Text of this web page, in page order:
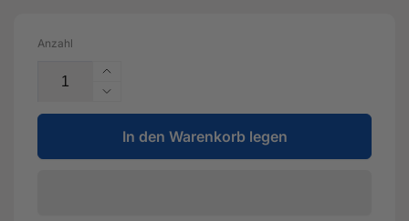
Anzahl
Erhöhe
die
Menge
für
Haltebock
Verringere
die
Menge
für
In den Warenkorb legen